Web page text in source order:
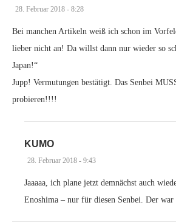
28. Februar 2018 - 8:28
Bei manchen Artikeln weiß ich schon im
lieber nicht an! Da willst dann nur wieder so
Japan!“
Jupp! Vermutungen bestätigt. Das Senbei
probieren!!!!
KUMO
28. Februar 2018 - 9:43
Jaaaaa, ich plane jetzt demnächst auch
Enoshima – nur für diesen Senbei. Der war